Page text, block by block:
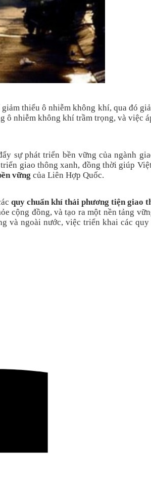
thiểu ô nhiễm không khí, qua đó
ô nhiễm không khí trầm trọng, và việc
sự phát triển bền vững của ngành
giao thông xanh, đồng thời giúp
vững của Liên Hợp Quốc.
quy chuẩn khí thải phương tiện giao
cộng đồng, và tạo ra một nền tảng
và ngoài nước, việc triển khai các